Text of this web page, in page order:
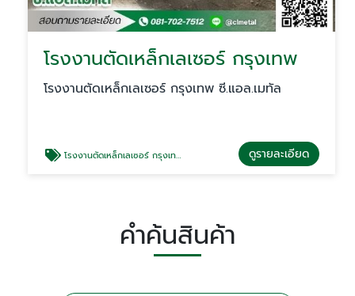
โรงงานตัดเหล็กเลเซอร์ กรุงเทพ
โรงงานตัดเหล็กเลเซอร์ กรุงเทพ ซี.แอล.เมทัล
โรงงานตัดเหล็กเลเซอร์ กรุงเทพ ดูรายละเอียด
คำค้นสินค้า